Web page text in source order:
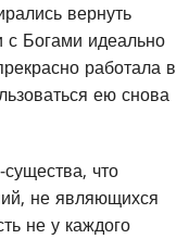
вернуть
с Богами идеально
работала в
ею снова
что
не являющихся
не у каждого